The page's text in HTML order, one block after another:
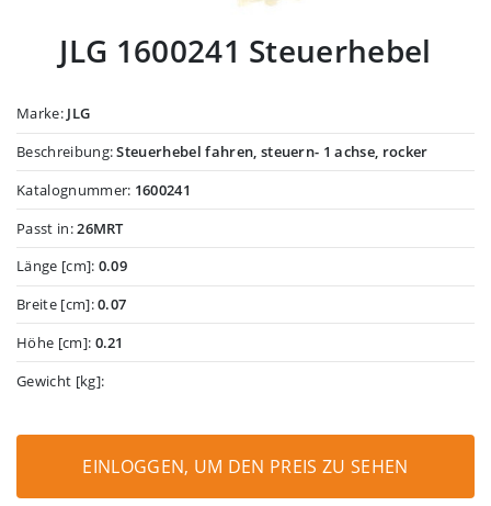
JLG 1600241 Steuerhebel
Marke: JLG
Beschreibung:Steuerhebel fahren, steuern- 1 achse, rocker
Katalognummer: 1600241
Passt in:26MRT
Länge [cm]: 0.09
Breite [cm]:0.07
Höhe [cm]: 0.21
Gewicht [kg]:
EINLOGGEN, UM DEN PREIS ZU SEHEN